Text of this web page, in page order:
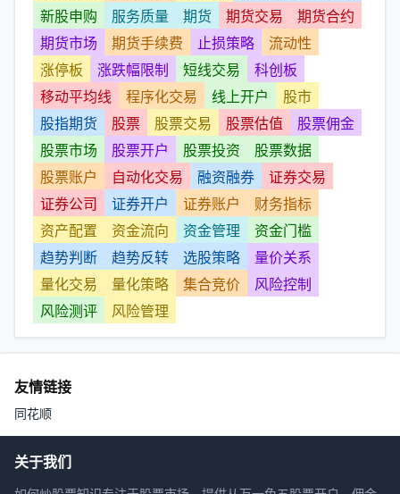
新股申购
服务质量 期货 期货交易
期货合约
期货市场
期货手续费 止损策略
流动性
涨停板
涨跌幅限制 短线交易
科创板
移动平均线
程序化交易 线上开户
股市
股指期货
股票 股票交易 股票估值
股票佣金
股票市场
股票开户 股票投资
股票数据
股票账户
自动化交易 融资融券
证券交易
证券公司
证券开户 证券账户
财务指标
资产配置
资金流向 资金管理
资金门槛
趋势判断
趋势反转 选股策略
量价关系
量化交易
量化策略 集合竞价
风险控制
风险测评
风险管理
友情链接
同花顺
关于我们